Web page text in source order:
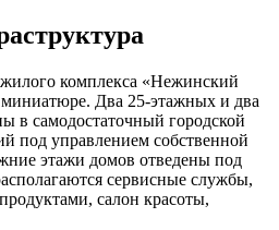
комплекса «Нежинский
миниатюре. Два 25-этажных и два
в самодостаточный городской
под управлением собственной
этажи домов отведены под
сервисные службы,
салон красоты,